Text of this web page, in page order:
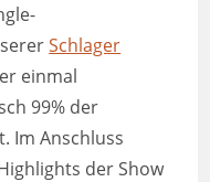
Schlager
einmal
99% der
Im Anschluss
der Show